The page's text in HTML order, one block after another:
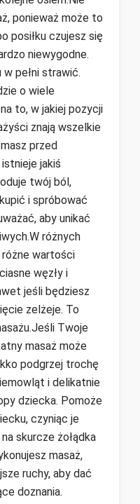
ponieważ może to
posiłku czujesz się
niewygodne.
pełni strawić.
o wiele
to, w jakiej pozycji
znają wszelkie
przed
jakiś
twój ból,
i spróbować
aby unikać
różnych
wartości
węzły i
jeśli będziesz
zelżeje. To
Twoje
masaż może
podgrzej trochę
i delikatnie
dziecka. Pomoże
czyniąc je
skurcze żołądka
masaż,
ruchy, aby dać
doznania.